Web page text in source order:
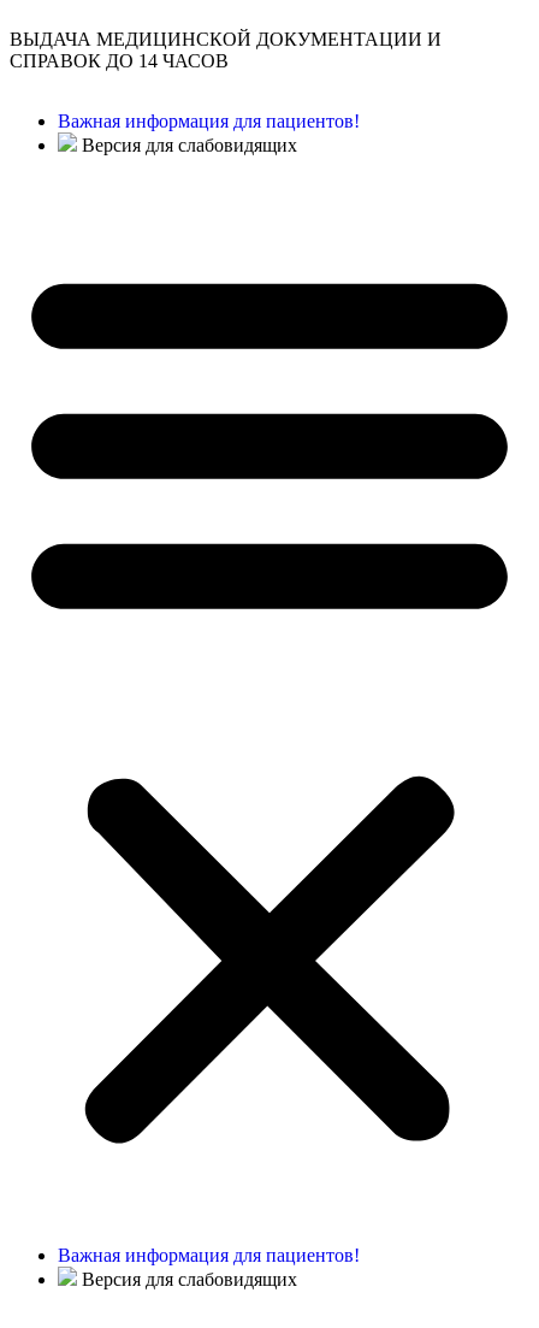
ВЫДАЧА МЕДИЦИНСКОЙ ДОКУМЕНТАЦИИ И
СПРАВОК ДО 14 ЧАСОВ
Важная информация для пациентов!
Версия для слабовидящих
Важная информация для пациентов!
Версия для слабовидящих